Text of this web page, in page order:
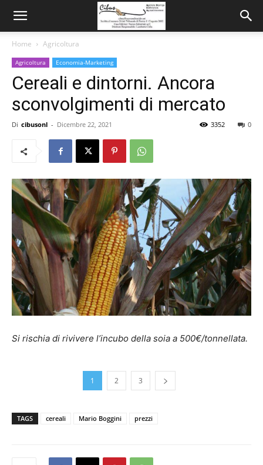
Home Agricoltura
Agricoltura Economia-Marketing
Cereali e dintorni. Ancora
sconvolgimenti di mercato
Di cibusonl - Dicembre 22, 2021 0
3352
Si rischia di rivivere l’incubo della soia a 500€/tonnellata.
1 2 3
TAGS cereali Mario Boggini prezzi